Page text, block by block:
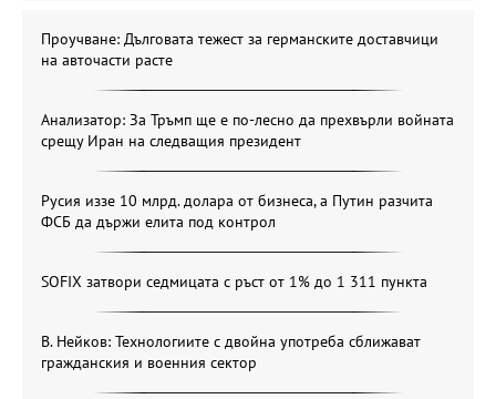
Проучване: Дълговата тежест за германските доставчици
на авточасти расте
Анализатор: За Тръмп ще е по-лесно да прехвърли войната
срещу Иран на следващия президент
Русия иззе 10 млрд. долара от бизнеса, а Путин разчита
ФСБ да държи елита под контрол
SOFIX затвори седмицата с ръст от 1% до 1 311 пункта
В. Нейков: Технологиите с двойна употреба сближават
гражданския и военния сектор